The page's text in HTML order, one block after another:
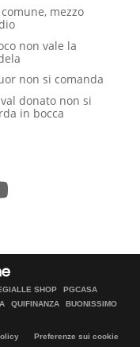
mezzo
non vale la
non si comanda
donato non si
in bocca
SHOP
PGCASA
QUIFINANZA
BUONISSIMO
Preferenze sui cookie